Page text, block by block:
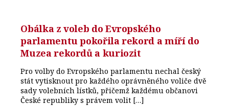
Obálka z voleb do Evropského
parlamentu pokořila rekord a míří do
Muzea rekordů a kuriozit
Pro volby do Evropského parlamentu nechal český
stát vytisknout pro každého oprávněného voliče dvě
sady volebních lístků, přičemž každému občanovi
České republiky s právem volit […]